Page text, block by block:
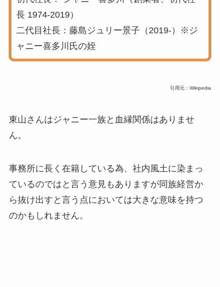
長 1974-2019）
二代目社長：藤島ジュリー景子（2019-）※ジ
ャニー喜多川氏の姪
引用元：Wikipedia
東山さんはジャニー一族と血縁関係はありませ
ん。
事務所に長く在籍している為、社内風土に染まっ
ているのではと言う意見もありますが同族経営か
ら抜け出すと言う点においては大きな意味を持つ
のかもしれません。